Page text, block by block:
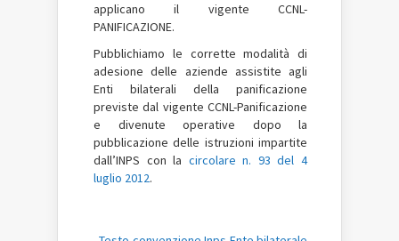
applicano il vigente CCNL-
PANIFICAZIONE.
Pubblichiamo le corrette modalità di
adesione delle aziende assistite agli
Enti bilaterali della panificazione
previste dal vigente CCNL-Panificazione
e divenute operative dopo la
pubblicazione delle istruzioni impartite
dall’INPS con la circolare n. 93 del 4
luglio 2012.